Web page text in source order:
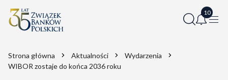
Strona główna Aktualności
Wydarzenia
WIBOR zostaje do końca 2036 roku